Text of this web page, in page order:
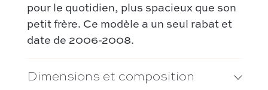
pour le quotidien, plus spacieux que son
petit frère. Ce modèle a un seul rabat et
date de 2006-2008.
Dimensions et composition